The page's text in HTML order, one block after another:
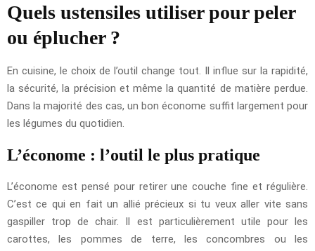
Quels ustensiles utiliser pour peler
ou éplucher ?
En cuisine, le choix de l’outil change tout. Il influe sur la rapidité,
la sécurité, la précision et même la quantité de matière perdue.
Dans la majorité des cas, un bon économe suffit largement pour
les légumes du quotidien.
L’économe : l’outil le plus pratique
L’économe est pensé pour retirer une couche fine et régulière.
C’est ce qui en fait un allié précieux si tu veux aller vite sans
gaspiller trop de chair. Il est particulièrement utile pour les
carottes, les pommes de terre, les concombres ou les